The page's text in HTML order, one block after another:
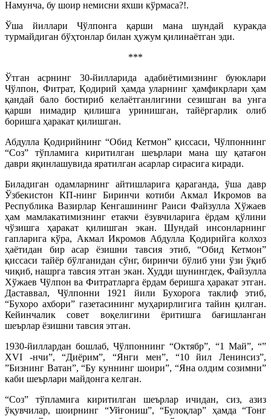
Намунча, бу шоир немисни яхши кўрмаса?!.
Ўша йиллари Чўлпонга қарши мана шундай куракда
турмайдиган бўҳтонлар билан ҳужум қилинаётган эди.
***
Ўтган асрнинг 30-йилларида адабиётимизнинг буюклари
Чўлпон, Фитрат, Қодирий ҳамда уларнинг ҳамфикрлари ҳам
қандай бало бостириб келаётганлигини сезишган ва унга
қарши нимадир қилишга уринишган, тайёргарлик олиб
боришга ҳаракат қилишган.
Абдулла Қодирийнинг “Обид Кетмон” қиссаси, Чўлпоннинг
“Соз” тўпламига киритилган шеърлари мана шу қатағон
даври яқинлашувида яратилган асарлар сирасига киради.
Биладиган одамларнинг айтишларига қараганда, ўша давр
Ўзбекистон КП-нинг Биринчи котиби Акмал Икромов ва
Республика Вазирлар Кенгашининг Раиси Файзулла Хўжаев
ҳам мамлакатимизнинг етакчи ёзувчиларига ёрдам қўлини
чўзишга ҳаракат қилишган экан. Шундай инсонларнинг
гапларига кўра, Акмал Икромов Абдулла Қодирийга колхоз
ҳаётидан бир асар ёзишни тавсия этиб, “Обид Кетмон”
қиссаси тайёр бўлганидан сўнг, биринчи бўлиб уни ўзи ўқиб
чиқиб, нашрга тавсия этган экан. Худди шунингдек, Файзулла
Хўжаев Чўлпон ва Фитратларга ёрдам беришга ҳаракат этган.
Даставвал, Чўлпонни 1921 йили Бухорога таклиф этиб,
“Бухоро ахбори” газетасининг муҳарирлигига тайин қилган.
Кейинчалик совет воқелигини ёритишга бағишланган
шеърлар ёзишни тавсия этган.
1930-йиллардан бошлаб, Чўлпоннинг “Октябр”, “1 Май”, “”
XVI -нчи”, “Диёрим”, “Янги мен”, “10 йил Ленинсиз”,
”Бизнинг Ватан”, “Бу куннинг шоири”, “Яна олдим созимни”
каби шеърлари майдонга келган.
“Соз” тўпламига киритилган шеърлар ичидан, сиз, азиз
ўқувчилар, шоирнинг “Уйғониш”, “Булоқлар” ҳамда “Тонг